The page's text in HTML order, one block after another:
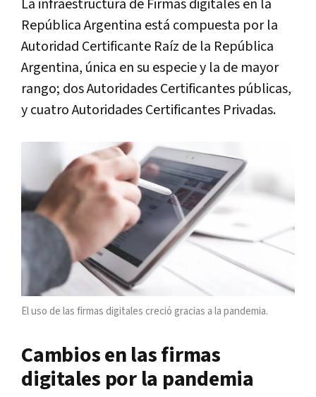
La infraestructura de Firmas digitales en la
República Argentina está compuesta por la
Autoridad Certificante Raíz de la República
Argentina, única en su especie y la de mayor
rango; dos Autoridades Certificantes públicas,
y cuatro Autoridades Certificantes Privadas.
El uso de las firmas digitales creció gracias a la pandemia.
Cambios en las firmas
digitales por la pandemia